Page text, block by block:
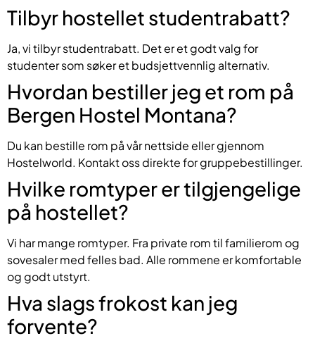
Tilbyr hostellet studentrabatt?
Ja, vi tilbyr studentrabatt. Det er et godt valg for
studenter som søker et budsjettvennlig alternativ.
Hvordan bestiller jeg et rom på
Bergen Hostel Montana?
Du kan bestille rom på vår nettside eller gjennom
Hostelworld. Kontakt oss direkte for gruppebestillinger.
Hvilke romtyper er tilgjengelige
på hostellet?
Vi har mange romtyper. Fra private rom til familierom og
sovesaler med felles bad. Alle rommene er komfortable
og godt utstyrt.
Hva slags frokost kan jeg
forvente?